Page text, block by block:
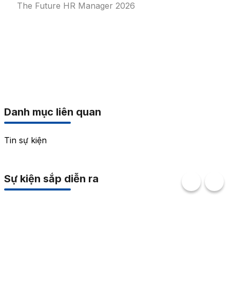
The Future HR Manager 2026
Danh mục liên quan
Tin sự kiện
Sự kiện sắp diễn ra